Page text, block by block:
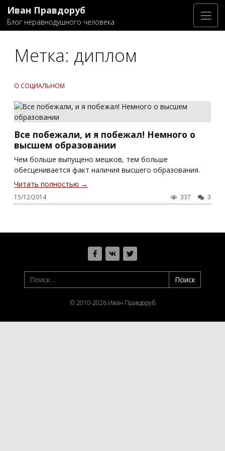
Иван Правдоруб
Блог неравнодушного человека
Метка: диплом
О СОЦИАЛЬНОМ
Все побежали, и я побежал! Немного о
высшем образовании
Чем больше выпущено мешков, тем больше
обесценивается факт наличия высшего образования.
Читать полностью →
15/12/2014 337 3
© 2010-2026 Иван Правдоруб